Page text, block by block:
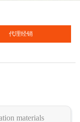
代理经销
materials